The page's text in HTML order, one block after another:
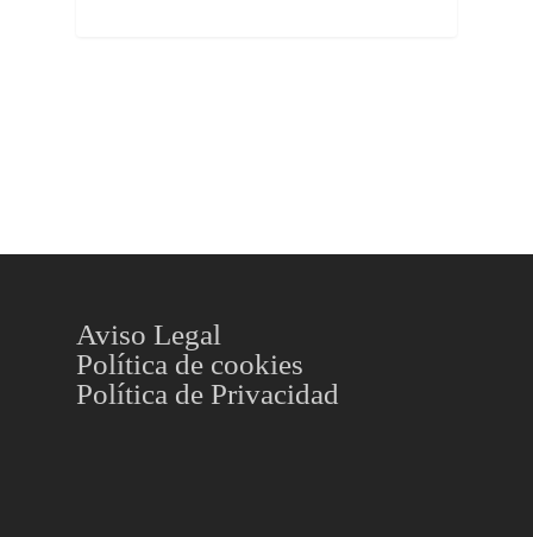
Aviso Legal
Política de cookies
Política de Privacidad